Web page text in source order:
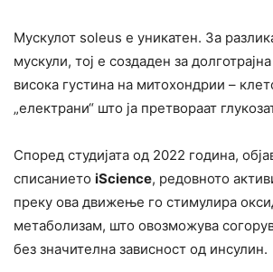
Мускулот soleus е уникатен. За
мускули, тој е создаден за
висока густина на митохондрии –
„електрани“ што ја претвораат
Според студијата од 2022 година,
списанието iScience, редовното
преку ова движење го стимулира
метаболизам, што овозможува
без значителна зависност од инсулин.